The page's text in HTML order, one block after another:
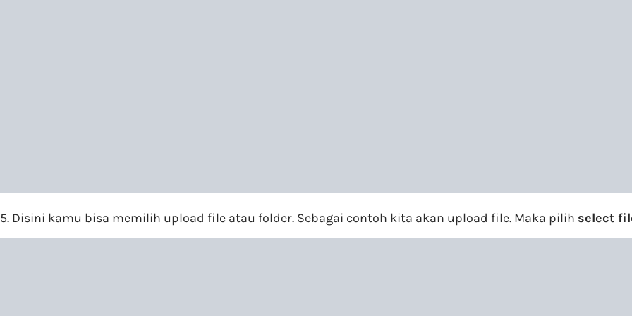
5. Disini kamu bisa memilih upload file atau folder. Sebagai contoh kita akan upload file. Maka pilih select